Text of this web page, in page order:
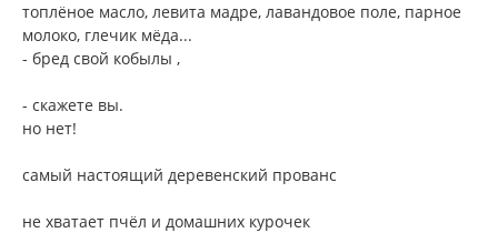
топлёное масло, левита мадре, лавандовое поле, парное
молоко, глечик мёда...
- бред свой кобылы ,
- скажете вы.
но нет!
самый настоящий деревенский прованс
не хватает пчёл и домашних курочек